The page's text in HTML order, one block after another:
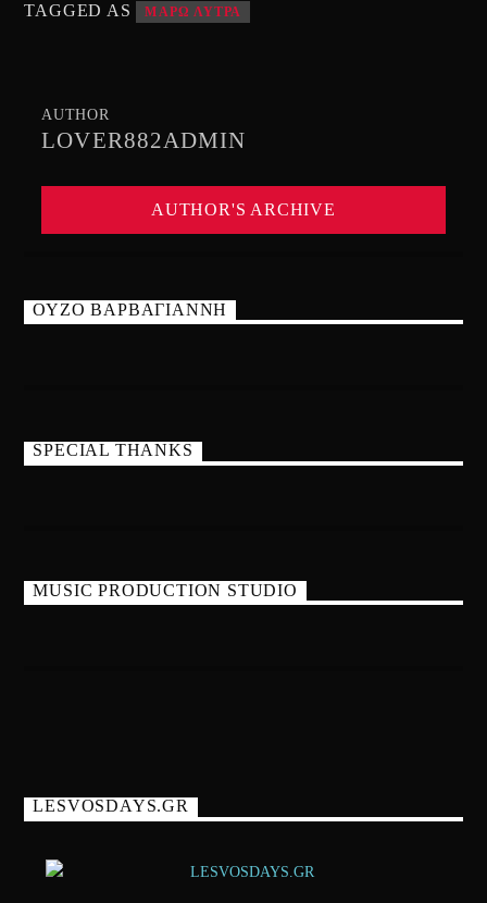
TAGGED AS ΜΑΡΩ ΛΥΤΡΑ
AUTHOR
LOVER882ADMIN
AUTHOR'S ARCHIVE
ΟΥΖΟ ΒΑΡΒΑΓΙΑΝΝΗ
SPECIAL THANKS
MUSIC PRODUCTION STUDIO
LESVOSDAYS.GR